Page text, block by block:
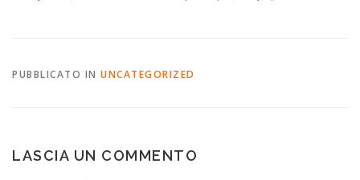
PUBBLICATO IN UNCATEGORIZED
LASCIA UN COMMENTO